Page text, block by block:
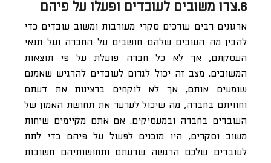
6.צרו משובים לעובדים ופעלו על פיהם
ארגונים רבים עורכים סקרי מעורבות ומשוב עובדים כדי
להבין מה העובים שלהם חושבים על החברה ועל תנאי
העסקתם, אך לא כל חברה פועלת על פי תוצאות
המשובים. מצב זה יכול לגרום לעובדים להרגיש שאמנם
שומעים אותם, אך לא לוקחים ברצינות את דעתם
וחוויתם בחברה, מה שיכול לערער את תחושת האמון של
העובדים בחברה ובמעסיקים. אם אתם מקיימים שיחות
משוב וסקרים, היו מוכנים לפעול על פיהם כדי לתת
לעובדים שלכם הרגשה שדעתם ותחושותיהם חשובות